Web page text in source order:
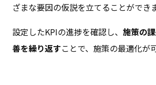
ざまな要因の仮説を立てることができま
設定したKPIの進捗を確認し、 施策の
善を繰り返すことで、施策の最適化が